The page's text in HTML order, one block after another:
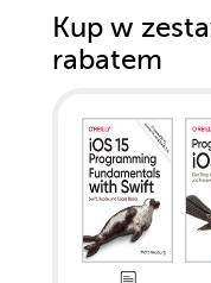
Kup w
rabatem